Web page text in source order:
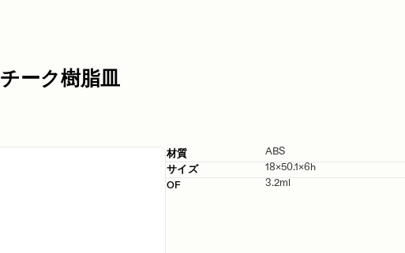
チーク樹脂皿
材質
ABS
サイズ
18×50.1×6h
OF
3.2ml